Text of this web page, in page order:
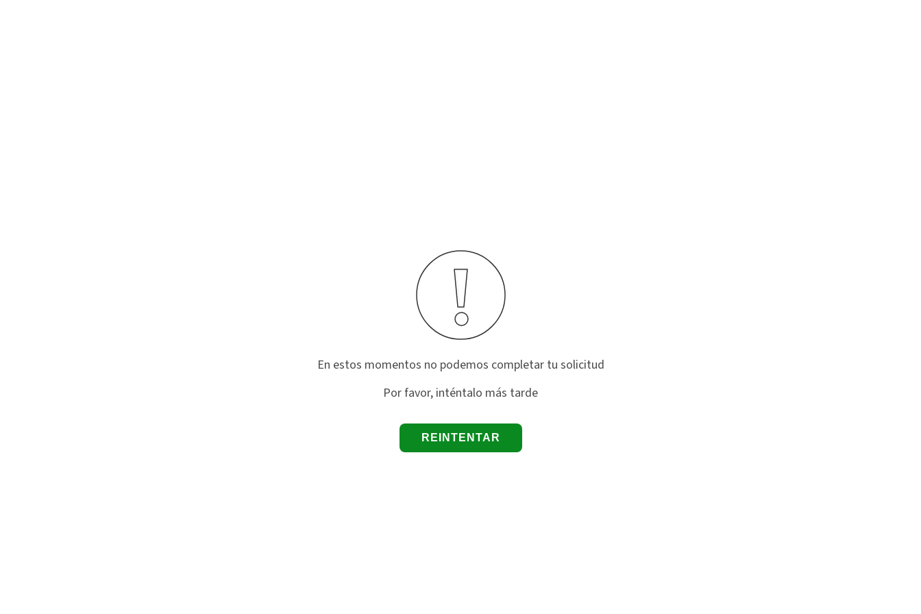
En estos momentos no podemos completar tu solicitud
Por favor, inténtalo más tarde
REINTENTAR